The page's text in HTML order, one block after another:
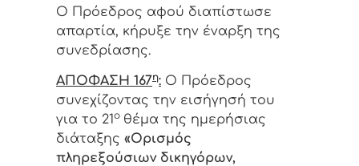
Ο Πρόεδρος αφού διαπίστωσε
απαρτία, κήρυξε την έναρξη της
συνεδρίασης.
ΑΠΟΦΑΣΗ 167η: Ο Πρόεδρος
συνεχίζοντας την εισήγησή του
για το 21ο θέμα της ημερήσιας
διάταξης «Ορισμός
πληρεξούσιων δικηγόρων,